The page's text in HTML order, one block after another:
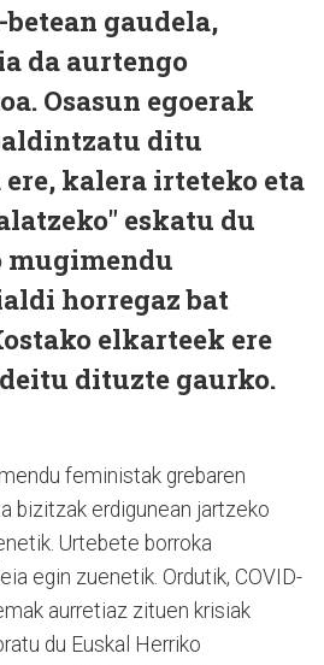
gaudela,
da aurtengo
Osasun egoerak
ditu
kalera irteteko eta
eskatu du
mugimendu
horregaz bat
elkarteek ere
dituzte gaurko.
feministak grebaren
bizitzak erdigunean jartzeko
Urtebete borroka
egin zuenetik. Ordutik, COVID-
aurretiaz zituen krisiak
du Euskal Herriko